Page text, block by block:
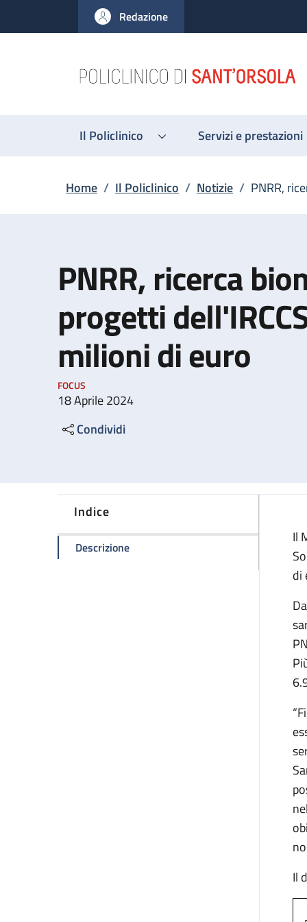
al contenuto principale
to footer content
Redazione
Il Policlinico Servizi e prestazioni
Briciole di pane
Home / Il Policlinico / Notizie / PNRR,
PNRR, ricerca
progetti
milioni di euro
FOCUS
18 Aprile 2024
Condividi
Indice
Descrizionedella pagina PNRR, ricerca
Il
di
Il